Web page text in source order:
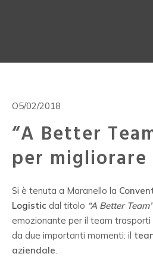
O5/02/2018
“A Better
per migliorare
Si è tenuta a Maranello la
Logistic dal titolo “A Better Team”
emozionante per il team trasporti
da due importanti momenti: il
aziendale.